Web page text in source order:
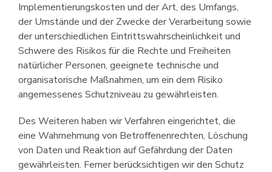
Implemen­tierungskosten und der Art, des Umfangs,
der Umstände und der Zwecke der Verarbeitung sowie
der unterschiedlichen Eintrittswahr­scheinlichkeit und
Schwere des Risikos für die Rechte und Freiheiten
natür­licher Personen, geeignete technische und
organisatorische Maßnahmen, um ein dem Risiko
angemessenes Schutzniveau zu gewährleisten.
Des Weiteren haben wir Verfahren eingerichtet, die
eine Wahrnehmung von Betroffenenrechten, Löschung
von Daten und Reaktion auf Gefährdung der Daten
gewährleisten. Ferner berück­sichtigen wir den Schutz